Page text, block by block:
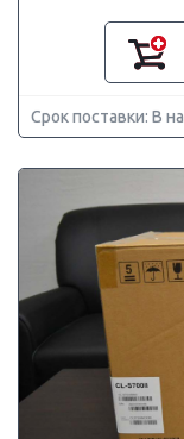
Срок поставки: В